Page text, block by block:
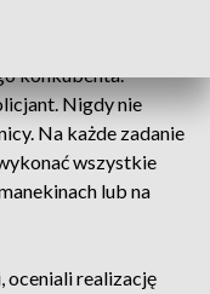
konkubenta.
Nigdy nie
Na każde zadanie
wszystkie
lub na
oceniali realizację